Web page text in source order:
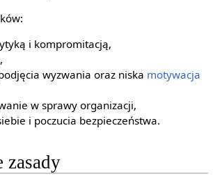
i kompromitacją,
wyzwania oraz niska motywacja
w sprawy organizacji,
i poczucia bezpieczeństwa.
zasady